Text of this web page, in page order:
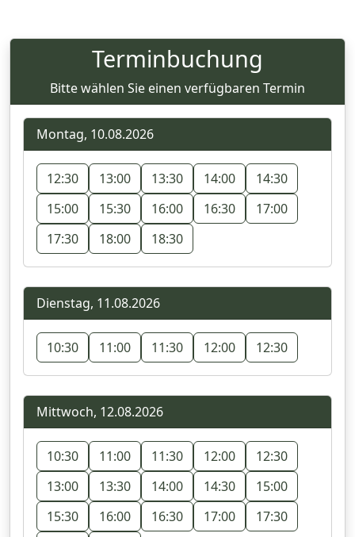
Terminbuchung
Bitte wählen Sie einen verfügbaren Termin
Montag, 10.08.2026
12:30 13:00 13:30 14:00
14:30
15:00
15:30 16:00 16:30
17:00
17:30
18:00 18:30
Dienstag, 11.08.2026
10:30 11:00 11:30 12:00 12:30
Mittwoch, 12.08.2026
10:30 11:00 11:30 12:00
12:30
13:00
13:30 14:00 14:30
15:00
15:30
16:00 16:30 17:00
17:30